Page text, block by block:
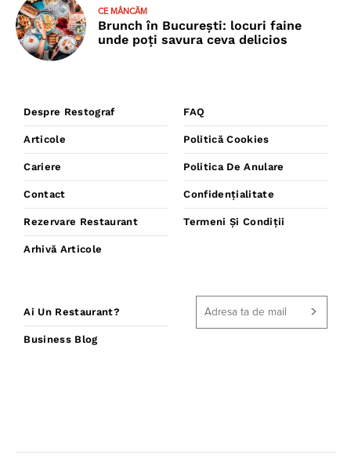
CE MÂNCĂM
Brunch în București: locuri faine
unde poţi savura ceva delicios
Despre Restograf
Articole
Cariere
Contact
Rezervare Restaurant
Arhivă Articole
FAQ
Politică Cookies
Politica De Anulare
Confidențialitate
Termeni Și Condiții
Ai Un Restaurant?
Business Blog